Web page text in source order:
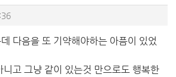
다음을 또 기약해야하는 아픔이 있었
고 그냥 같이 있는것 만으로도 행복한